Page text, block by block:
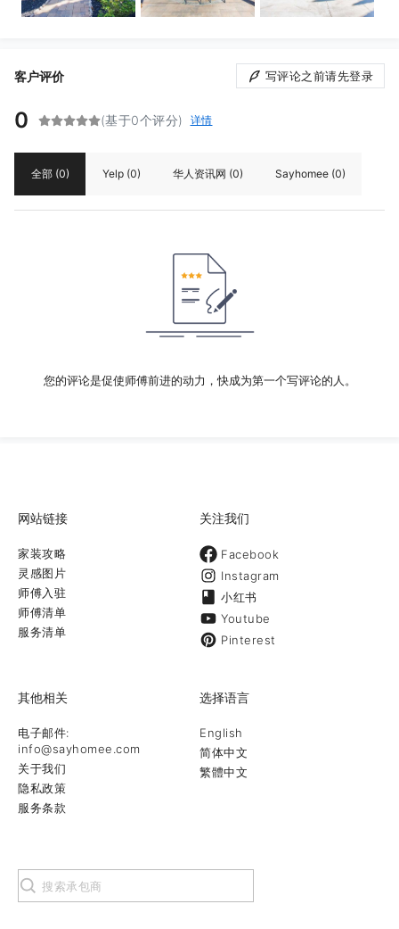
客户评价 写评论之前请先登录
0 (基于0个评分) 详情
全部 (0) Yelp (0) 华人资讯网 (0) Sayhomee (0)
您的评论是促使师傅前进的动力，快成为第一个写评论的人。
网站链接
家装攻略
灵感图片
师傅入驻
师傅清单
服务清单
关注我们
Facebook
Instagram
小红书
Youtube
Pinterest
其他相关
电子邮件:
info@sayhomee.com
关于我们
隐私政策
服务条款
选择语言
English
简体中文
繁體中文